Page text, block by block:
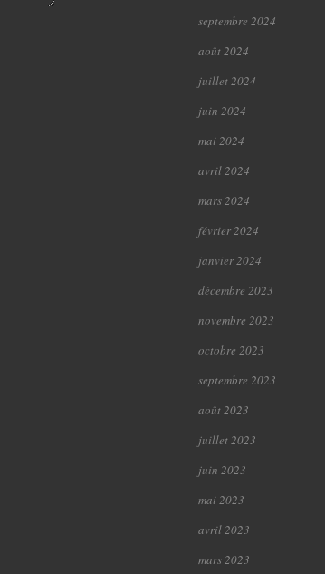
septembre 2024
août 2024
juillet 2024
juin 2024
mai 2024
avril 2024
mars 2024
février 2024
janvier 2024
décembre 2023
novembre 2023
octobre 2023
septembre 2023
août 2023
juillet 2023
juin 2023
mai 2023
avril 2023
mars 2023